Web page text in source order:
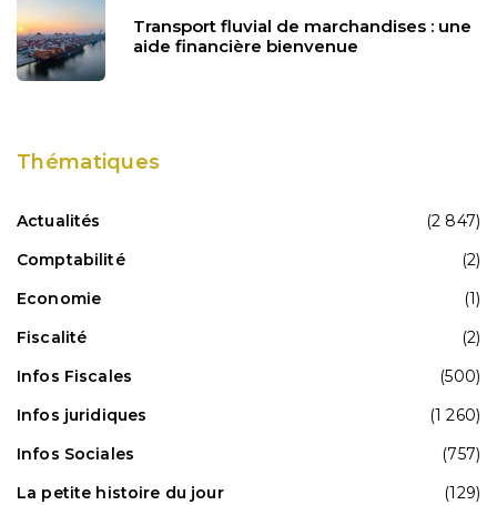
Transport fluvial de marchandises : une
aide financière bienvenue
Thématiques
Actualités
(2 847)
Comptabilité
(2)
Economie
(1)
Fiscalité
(2)
Infos Fiscales
(500)
Infos juridiques
(1 260)
Infos Sociales
(757)
La petite histoire du jour
(129)